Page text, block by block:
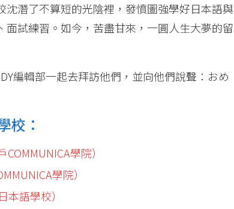
潛了不算短的光陰裡，發憤圖強學好日本語與
試練習。如今，苦盡甘來，一圓人生大夢的留
編輯部一起去拜訪他們，並向他們說聲：おめ
校：
學院）
學院）
語學校）